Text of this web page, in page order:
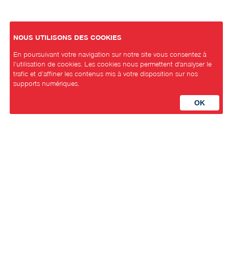
NOUS UTILISONS DES COOKIES
En poursuivant votre navigation sur notre site vous consentez à
l’utilisation de cookies. Les cookies nous permettent d'analyser le
trafic et d’affiner les contenus mis à votre disposition sur nos
supports numériques.